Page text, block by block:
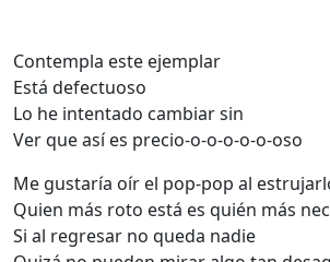
Contempla este ejemplar
Está defectuoso
Lo he intentado cambiar sin
Ver que así es precio-o-o-o-o-o-oso
Me gustaría oír el pop-pop al
Quien más roto está es quién más
Si al regresar no queda nadie